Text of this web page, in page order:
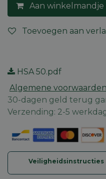
Aan
Toevoegen aan
HSA 50.pdf
Algemene voorwaarden
30-dagen geld terug
Verzending: 2-5
Veiligheidsinstructies